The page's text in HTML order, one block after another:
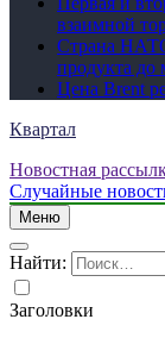
взаимной
Страна
продукта до
Цена Brent
Квартал
Новостная
Случайные
Меню
Найти:
Заголовки